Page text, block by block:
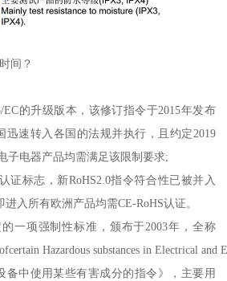
间？
EC的升级版本，该修订指令于2015年发布
迅速转入各国的法规并执行，且约定2019
子电器产品均需满足该限制要求;
证标志，新RoHS2.0指令符合性已被并入
入所有欧洲产品均需CE-RoHS认证。
一项强制性标准，颁布于2003年，全称
Hazardous substances in Electrical and
备中使用某些有害成分的指令》，主要用